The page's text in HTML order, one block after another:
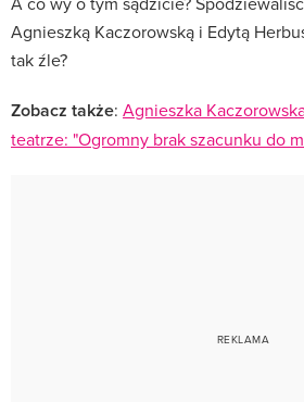
Agnieszką Kaczorowską i Edytą
tak źle?
Zobacz także: Agnieszka
teatrze: "Ogromny brak szacunku do